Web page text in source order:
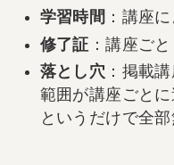
学習時間 ：講座
修了証 ：講座ごと
落とし穴 ：掲載
範囲が講座ごと
というだけで全